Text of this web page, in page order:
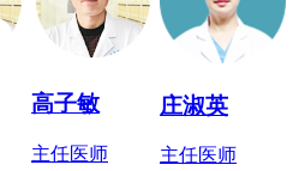
高子敏
主任医师
庄淑英
主任医师